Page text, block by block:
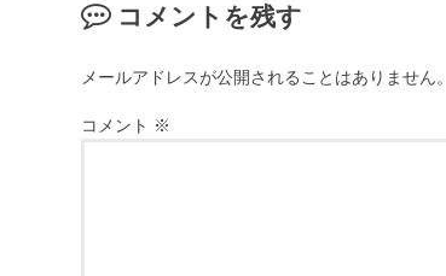
コメントを残す
メールアドレスが公開されることはありません。
コメント ※